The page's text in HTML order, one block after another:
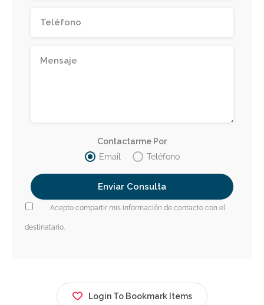
Contactarme Por
Email
Teléfono
Acepto compartir mis información de contacto con el
destinatario.
Login To Bookmark Items